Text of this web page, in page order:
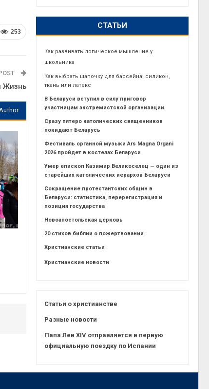
253
Жизнь
СТАТЬИ
Как развивать логическое мышление у
школьника
Как выбрать шапочку для бассейна: силикон,
ткань или латекс
В Беларуси вступил в силу приговор
участницам экстремистской организации
Сразу пятеро католических священников
покидают Беларусь
Фестиваль органной музыки Ars Magna Organi
2026 пройдет в костелах Беларуси
Умер епископ Казимир Великоселец — один из
старейших католических иерархов Беларуси
Сокращение протестантских общин в
Беларуси: статистика, перерегистрация и
позиция государства
Новоапостольская церковь
20 стихов библии о пожертвовании
Христианские статьи
Христианские новости
Статьи о христианстве
Разные новости
Папа Лев XIV отправляется в первую
официальную поездку по Испании